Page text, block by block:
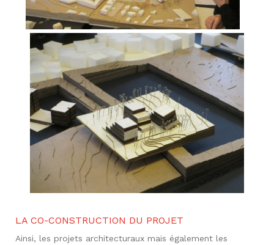
LA CO-CONSTRUCTION DU PROJET
Ainsi, les projets architecturaux mais également les